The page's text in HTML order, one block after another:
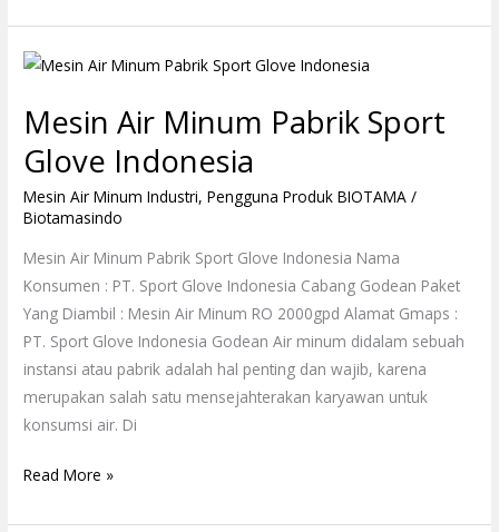
Mesin Air Minum Pabrik Sport
Glove Indonesia
Mesin Air Minum Industri,Pengguna Produk BIOTAMA /
Biotamasindo
Mesin Air Minum Pabrik Sport Glove Indonesia Nama
Konsumen : PT. Sport Glove Indonesia Cabang Godean Paket
Yang Diambil : Mesin Air Minum RO 2000gpd Alamat Gmaps :
PT. Sport Glove Indonesia Godean Air minum didalam sebuah
instansi atau pabrik adalah hal penting dan wajib, karena
merupakan salah satu mensejahterakan karyawan untuk
konsumsi air. Di
Mesin
Minum
Pabrik
Sport
Glove
Indonesia
Read More »